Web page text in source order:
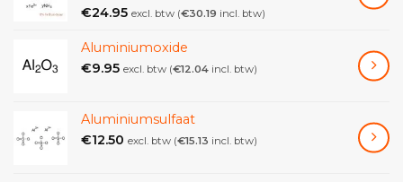
€24.95 excl. btw (€30.19 incl. btw)
Aluminiumoxide
€9.95 excl. btw (€12.04 incl. btw)
Aluminiumsulfaat
€12.50 excl. btw (€15.13 incl. btw)